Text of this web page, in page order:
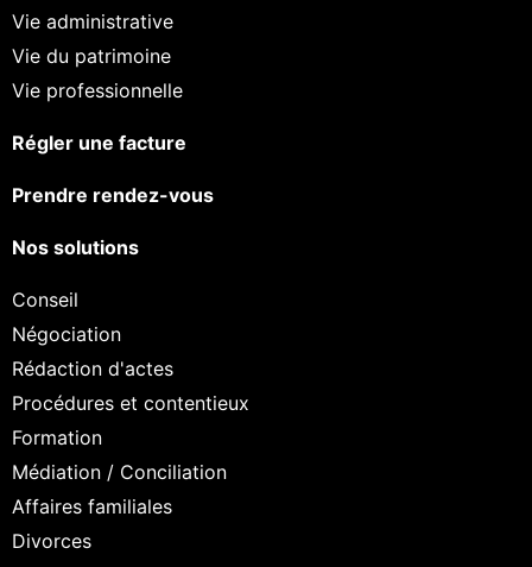
Vie administrative
Vie du patrimoine
Vie professionnelle
Régler une facture
Prendre rendez-vous
Nos solutions
Conseil
Négociation
Rédaction d'actes
Procédures et contentieux
Formation
Médiation / Conciliation
Affaires familiales
Divorces